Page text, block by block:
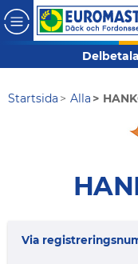
Startsida Alla
Via